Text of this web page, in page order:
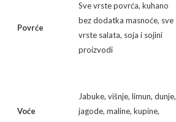
Povrće
Sve vrste povrća, kuhano
bez dodatka masnoće, sve
vrste salata, soja i sojini
proizvodi
Voće
Jabuke, višnje, limun, dunje,
jagode, maline, kupine,